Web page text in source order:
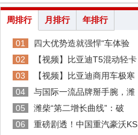
周排行 月排行 年排行
01 四大优势造就强悍“车体验
02
【视频】比亚迪T5混动轻卡
03
【视频】比亚迪商用车极寒
04
与国际一流品牌掰手腕，潍
05
潍柴“第二增长曲线”：破
06
重磅剧透！中国重汽豪沃KS